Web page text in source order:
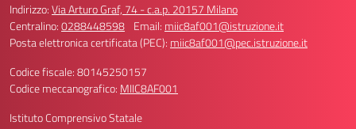
Indirizzo:Via Arturo Graf, 74 - c.a.p. 20157 Milano
Centralino:0288448598 Email: miic8af001@istruzione.it
Posta elettronica certificata (PEC): miic8af001@pec.istruzione.it
Codice fiscale: 80145250157
Codice meccanografico: MIIC8AF001
Istituto Comprensivo Statale